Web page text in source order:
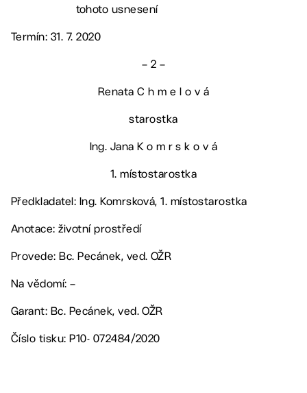
tohoto usnesení
Termín: 31. 7. 2020
– 2 –
Renata C h m e l o v á
starostka
Ing. Jana K o m r s k o v á
1. místostarostka
Předkladatel: Ing. Komrsková, 1. místostarostka
Anotace: životní prostředí
Provede: Bc. Pecánek, ved. OŽR
Na vědomí: –
Garant: Bc. Pecánek, ved. OŽR
Číslo tisku: P10- 072484/2020